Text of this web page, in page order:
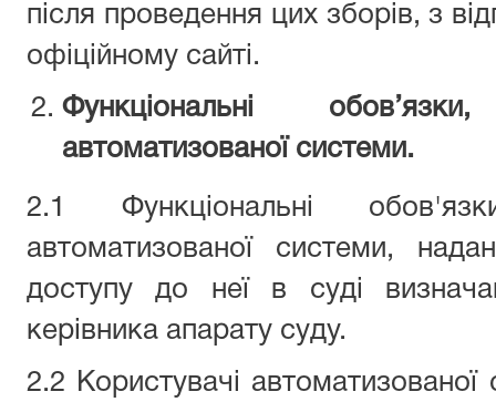
після проведення цих зборів, з
офіційному сайті.
Функціональні
автоматизованої системи.
2.1 Функціональні
автоматизованої системи,
доступу до неї в суді
керівника апарату суду.
2.2 Користувачі автоматизованої